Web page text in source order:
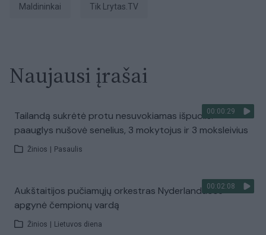
maldininkai tik Lrytas.TV
Naujausi įrašai
00:00:29
Tailandą sukrėtė protu nesuvokiamas išpuolis:
paauglys nušovė senelius, 3 mokytojus ir 3 moksleivius
Žinios Pasaulis
00:02:08
Aukštaitijos pučiamųjų orkestras Nyderlanduose
apgynė čempionų vardą
Žinios Lietuvos diena